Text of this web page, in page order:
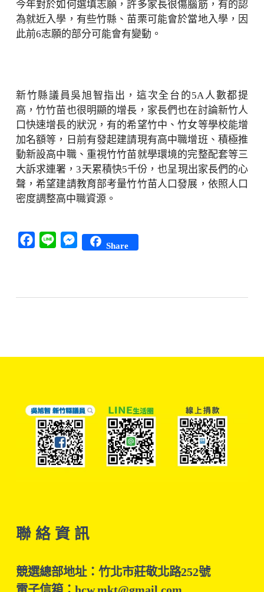
今年對於如何選填志願，許多家長很傷腦筋，有的認
為就近入學，有些竹縣、苗栗可能會於當地入學，因
此前6志願的部分可能會有變動。
新竹縣議員吳旭智指出，這次全台的5A人數都提
高，竹竹苗也很明顯的增長，家長們也在討論新竹人
口快速增長的狀況，有的希望竹中、竹女等學校能增
加名額等，日前有發起建請現有高中職增班、積極推
動新設高中職、重視竹竹苗就學環境的完整配套等三
大訴求連署，3天累積快5千份，也呈現出家長們的心
聲，希望建請教育部考量竹竹苗人口發展，依照人口
密度調整高中職資源。
Facebook
Line Messenger
Share
聯 絡 資 訊
競選總部地址：竹北市莊敬北路252號